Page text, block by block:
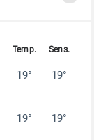
19° 19°
19° 19°